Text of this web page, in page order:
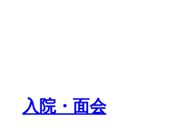
⼊院・⾯会